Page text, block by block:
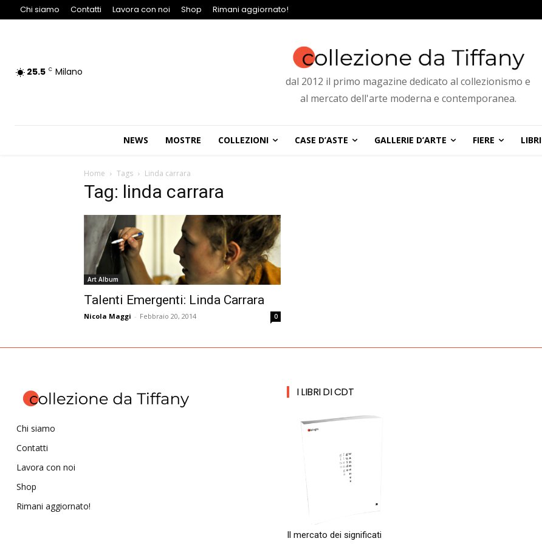
Chi siamo Contatti Lavora con noi Shop Rimani aggiornato!
25.5 C Milano
dal 2012 il primo magazine dedicato al collezionismo e
al mercato dell'arte moderna e contemporanea.
NEWS MOSTRE COLLEZIONI CASE D’ASTE GALLERIE D’ARTE FIERE LIBRI
Home Tags Linda carrara
Tag: linda carrara
Art Album
Talenti Emergenti: Linda Carrara
Nicola Maggi - Febbraio 20, 2014 0
Chi siamo
Contatti
Lavora con noi
Shop
Rimani aggiornato!
I LIBRI DI CDT
Il mercato dei significati